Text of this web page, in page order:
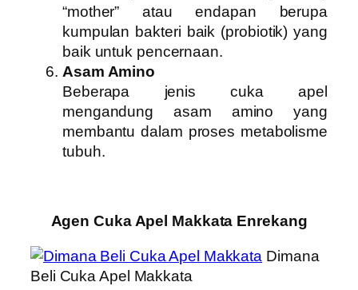
“mother” atau endapan berupa
kumpulan bakteri baik (probiotik) yang
baik untuk pencernaan.
Asam Amino
Beberapa jenis cuka apel
mengandung asam amino yang
membantu dalam proses metabolisme
tubuh.
Agen Cuka Apel Makkata Enrekang
Dimana
Beli Cuka Apel Makkata